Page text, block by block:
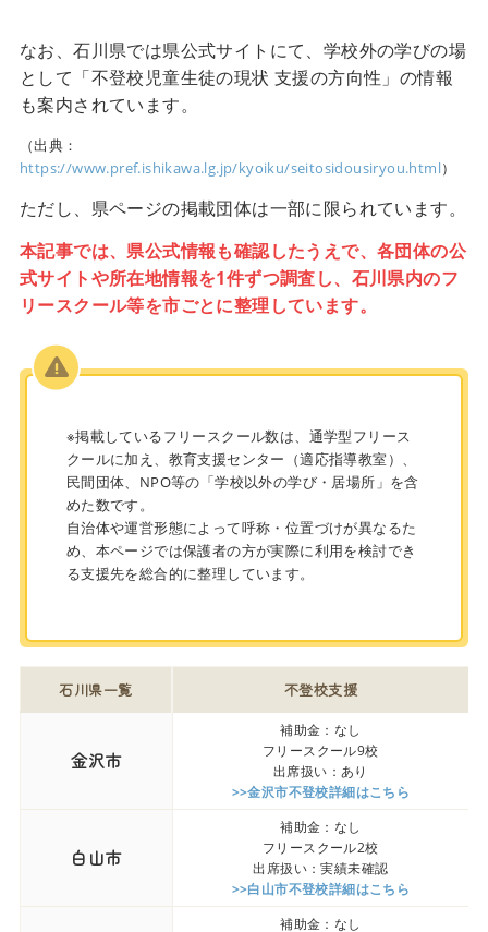
なお、石川県では県公式サイトにて、学校外の学びの場
として「不登校児童生徒の現状 支援の方向性」の情報
も案内されています。
（出典：
https://www.pref.ishikawa.lg.jp/kyoiku/seitosidousiryou.html）
ただし、県ページの掲載団体は一部に限られています。
本記事では、県公式情報も確認したうえで、各団体の公
式サイトや所在地情報を1件ずつ調査し、石川県内のフ
リースクール等を市ごとに整理しています。
※掲載しているフリースクール数は、通学型フリース
クールに加え、教育支援センター（適応指導教室）、
民間団体、NPO等の「学校以外の学び・居場所」を含
めた数です。
自治体や運営形態によって呼称・位置づけが異なるた
め、本ページでは保護者の方が実際に利用を検討でき
る支援先を総合的に整理しています。
石川県一覧 不登校支援
金沢市
補助金：なし
フリースクール9校
出席扱い：あり
>>金沢市不登校詳細はこちら
白山市
補助金：なし
フリースクール2校
出席扱い：実績未確認
>>白山市不登校詳細はこちら
補助金：なし